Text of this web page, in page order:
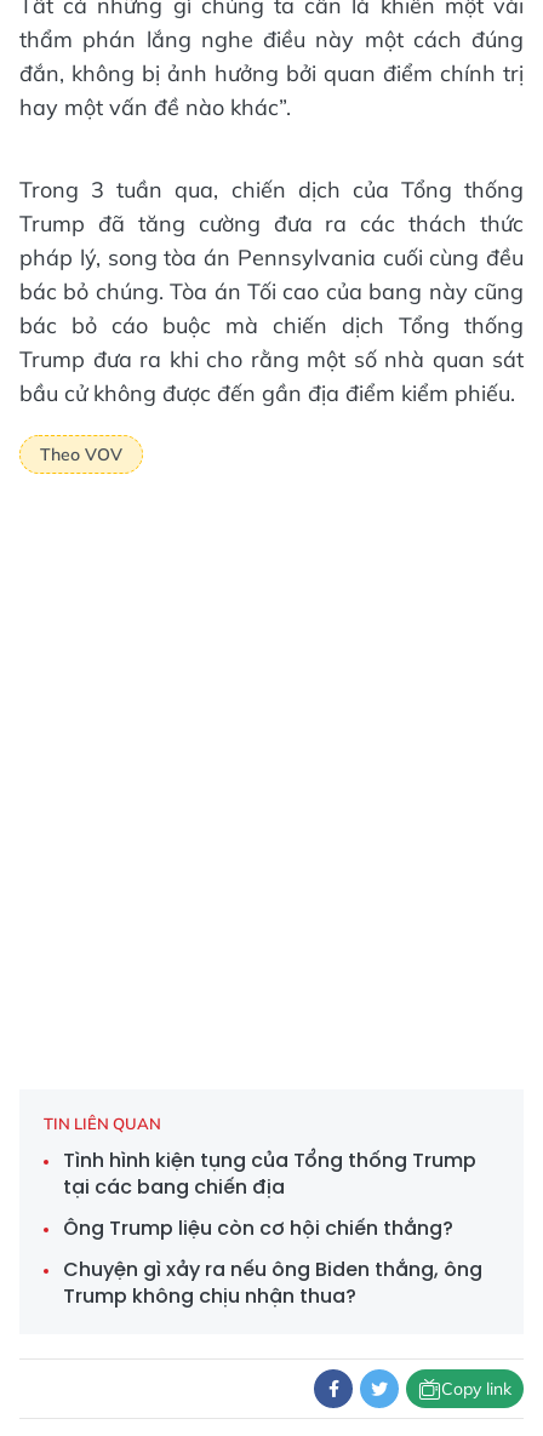
Tất cả những gì chúng ta cần là khiến một vài
thẩm phán lắng nghe điều này một cách đúng
đắn, không bị ảnh hưởng bởi quan điểm chính trị
hay một vấn đề nào khác”.
Trong 3 tuần qua, chiến dịch của Tổng thống
Trump đã tăng cường đưa ra các thách thức
pháp lý, song tòa án Pennsylvania cuối cùng đều
bác bỏ chúng. Tòa án Tối cao của bang này cũng
bác bỏ cáo buộc mà chiến dịch Tổng thống
Trump đưa ra khi cho rằng một số nhà quan sát
bầu cử không được đến gần địa điểm kiểm phiếu.
Theo VOV
TIN LIÊN QUAN
Tình hình kiện tụng của Tổng thống Trump
tại các bang chiến địa
Ông Trump liệu còn cơ hội chiến thắng?
Chuyện gì xảy ra nếu ông Biden thắng, ông
Trump không chịu nhận thua?
Copy link